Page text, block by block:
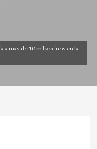
a más de 10 mil vecinos en la